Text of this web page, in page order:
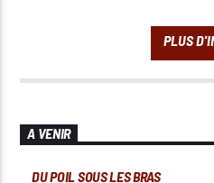
A VENIR
DU POIL SOUS LES BRAS